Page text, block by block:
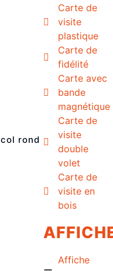
Carte de
visite
plastique
Carte de
fidélité
Carte avec
bande
magnétique
Carte de
visite
double
volet
Carte de
visite en
bois
Affiche
rond